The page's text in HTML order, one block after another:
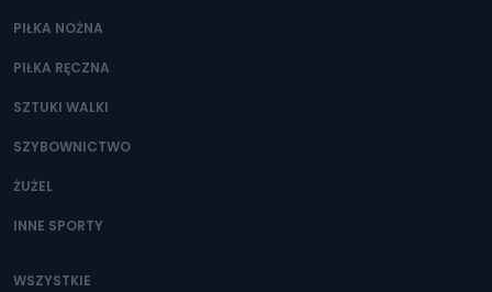
PIŁKA NOŻNA
PIŁKA RĘCZNA
SZTUKI WALKI
SZYBOWNICTWO
ŻUŻEL
INNE SPORTY
WSZYSTKIE